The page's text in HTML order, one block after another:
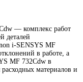
— комплекс работ
деталей
i-SENSYS MF
в работе, а
MF 732Cdw в
материалов и